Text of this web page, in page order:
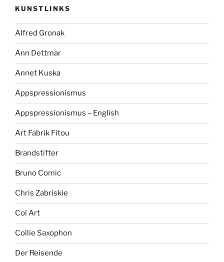
KUNSTLINKS
Alfred Gronak
Ann Dettmar
Annet Kuska
Appspressionismus
Appspressionismus – English
Art Fabrik Fitou
Brandstifter
Bruno Comic
Chris Zabriskie
Col Art
Collie Saxophon
Der Reisende